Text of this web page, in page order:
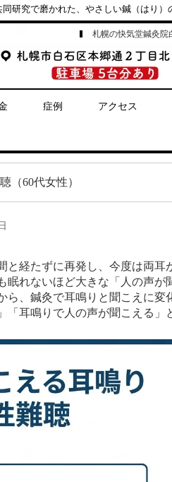
研究で磨かれた、やさしい鍼（はり）
札幌の快気堂鍼灸
症例 アクセス
（60代女性）
と経たずに再発し、今度は両耳
眠れないほど大きな「人の声が
ら、鍼灸で耳鳴りと聞こえに変
「耳鳴りで人の声が聞こえる」